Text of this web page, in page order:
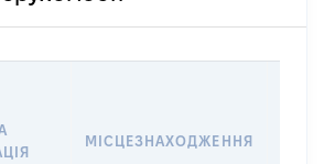
МІСЦЕЗНАХОДЖЕННЯ